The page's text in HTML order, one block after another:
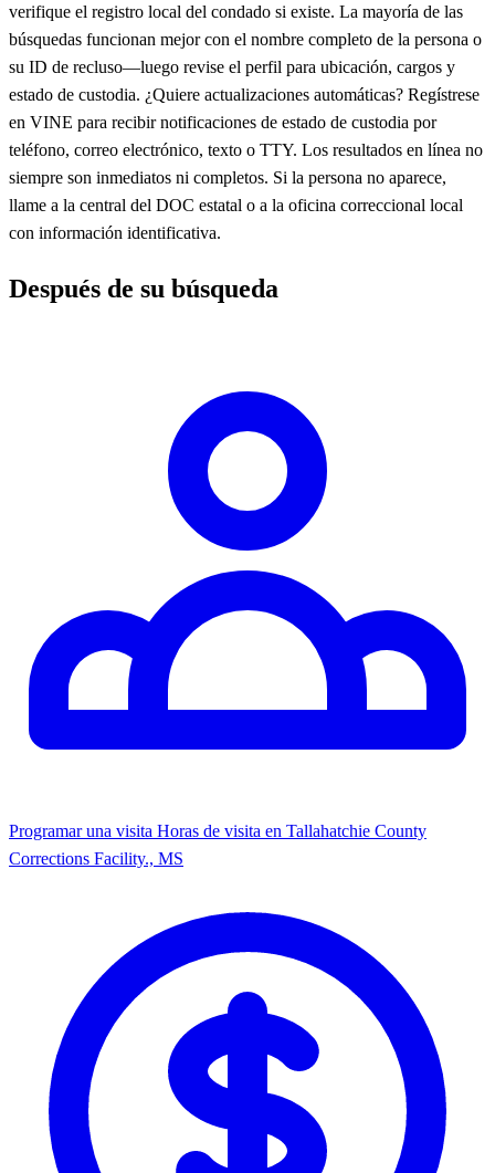
verifique el registro local del condado si existe. La mayoría de las
búsquedas funcionan mejor con el nombre completo de la persona o
su ID de recluso—luego revise el perfil para ubicación, cargos y
estado de custodia. ¿Quiere actualizaciones automáticas? Regístrese
en VINE para recibir notificaciones de estado de custodia por
teléfono, correo electrónico, texto o TTY. Los resultados en línea no
siempre son inmediatos ni completos. Si la persona no aparece,
llame a la central del DOC estatal o a la oficina correccional local
con información identificativa.
Después de su búsqueda
Programar una visita Horas de visita en Tallahatchie County
Corrections Facility., MS